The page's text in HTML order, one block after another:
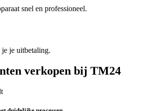
snel en professioneel.
je uitbetaling.
verkopen bij TM24